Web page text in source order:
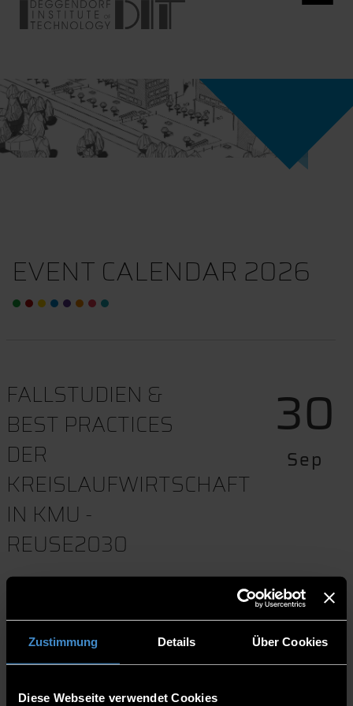
Zustimmung Details Über Cookies
Diese Webseite verwendet Cookies
EVENT CALENDAR 2026
FALLSTUDIEN &
BEST PRACTICES
DER
KREISLAUFWIRTSCHAFT
IN KMU -
REUSE2030
Download to event calender
30
Sep